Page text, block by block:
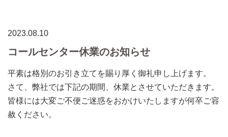
2023.08.10
コールセンター休業のお知らせ
平素は格別のお引き立てを賜り厚く御礼申し上げます。
さて、弊社では下記の期間、休業とさせていただきます。
皆様には大変ご不便ご迷惑をおかけいたしますが何卒ご容
赦ください。